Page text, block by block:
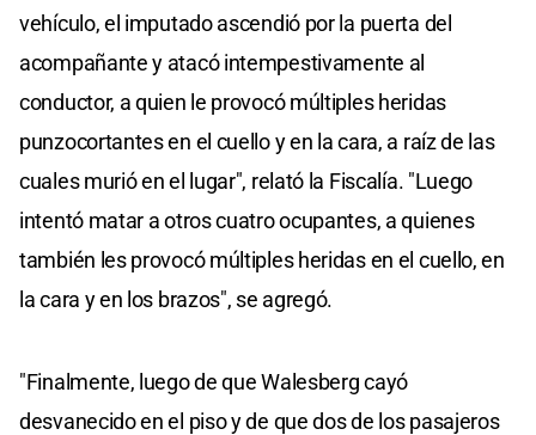
vehículo, el imputado ascendió por la puerta del
acompañante y atacó intempestivamente al
conductor, a quien le provocó múltiples heridas
punzocortantes en el cuello y en la cara, a raíz de las
cuales murió en el lugar", relató la Fiscalía. "Luego
intentó matar a otros cuatro ocupantes, a quienes
también les provocó múltiples heridas en el cuello, en
la cara y en los brazos", se agregó.
"Finalmente, luego de que Walesberg cayó
desvanecido en el piso y de que dos de los pasajeros